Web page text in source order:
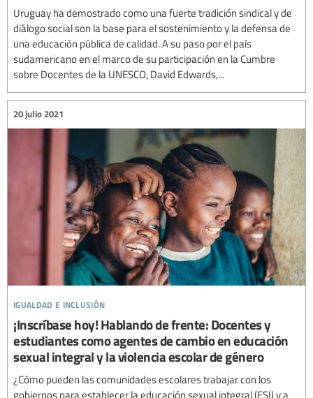
Uruguay ha demostrado como una fuerte tradición sindical y de
diálogo social son la base para el sostenimiento y la defensa de
una educación pública de calidad. A su paso por el país
sudamericano en el marco de su participación en la Cumbre
sobre Docentes de la UNESCO, David Edwards,...
igualdad e inclusión
20 julio 2021
¡Inscríbase hoy! Hablando de frente: Docentes y
estudiantes como agentes de cambio en educación
sexual integral y la violencia escolar de género
¿Cómo pueden las comunidades escolares trabajar con los
gobiernos para establecer la educación sexual integral (ESI) y a